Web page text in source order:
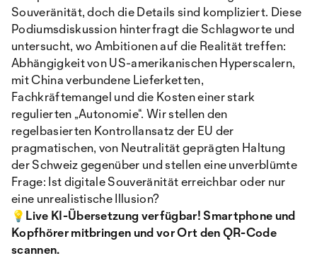
Souveränität, doch die Details sind kompliziert. Diese
Podiumsdiskussion hinterfragt die Schlagworte und
untersucht, wo Ambitionen auf die Realität treffen:
Abhängigkeit von US-amerikanischen Hyperscalern,
mit China verbundene Lieferketten,
Fachkräftemangel und die Kosten einer stark
regulierten „Autonomie“. Wir stellen den
regelbasierten Kontrollansatz der EU der
pragmatischen, von Neutralität geprägten Haltung
der Schweiz gegenüber und stellen eine unverblümte
Frage: Ist digitale Souveränität erreichbar oder nur
eine unrealistische Illusion?
💡Live KI-Übersetzung verfügbar! Smartphone und
Kopfhörer mitbringen und vor Ort den QR-Code
scannen.